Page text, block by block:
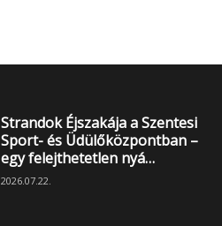
Strandok Éjszakája a Szentesi
Sport- és Üdülőközpontban –
egy felejthetetlen nyá…
2026.07.22.